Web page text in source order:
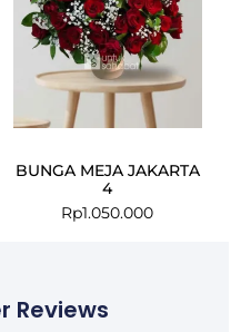
BUNGA MEJA JAKARTA
4
Rp1.050.000
Reviews